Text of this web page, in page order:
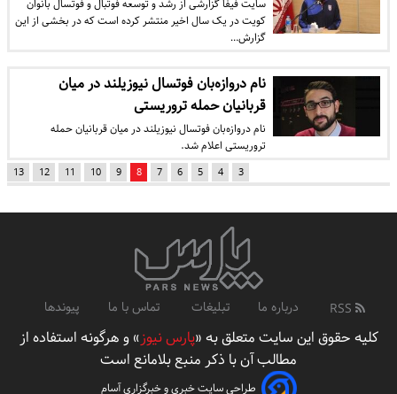
سایت فیفا گزارشی از رشد و توسعه فوتبال و فوتسال بانوان
کویت در یک سال اخیر منتشر کرده است که در بخشی از این
گزارش…
نام دروازه‌بان فوتسال نیوزیلند در میان
قربانیان حمله تروریستی
نام دروازه‌بان فوتسال نیوزیلند در میان قربانیان حمله
تروریستی اعلام شد.
3
4
5
6
7
8
9
10
11
12
13
درباره ما تبلیغات تماس با ما پیوندها
کلیه حقوق این سایت متعلق به «پارس نیوز» و هرگونه استفاده از
مطالب آن با ذکر منبع بلامانع است
طراحی سایت خبری و خبرگزاری آسام